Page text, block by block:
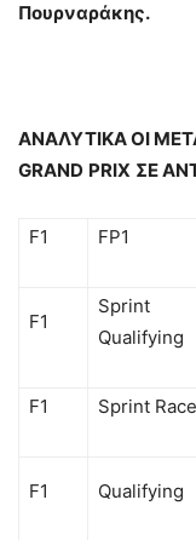
Πουρναράκης.
ΑΝΑΛΥΤΙΚΑ ΟΙ
GRAND PRIX ΣΕ
F1 FP1
F1
Sprint
Qualifying
F1 Sprint Race
F1 Qualifying